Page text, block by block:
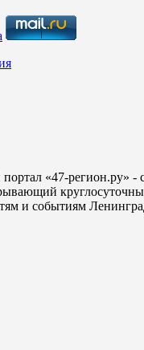
«47-регион.ру» -
и событиям